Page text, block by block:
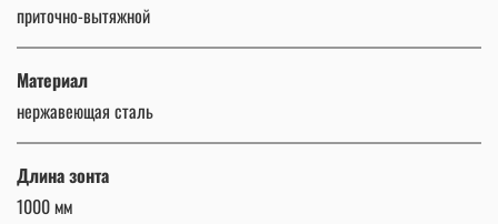
приточно-вытяжной
Материал
нержавеющая сталь
Длина зонта
1000 мм